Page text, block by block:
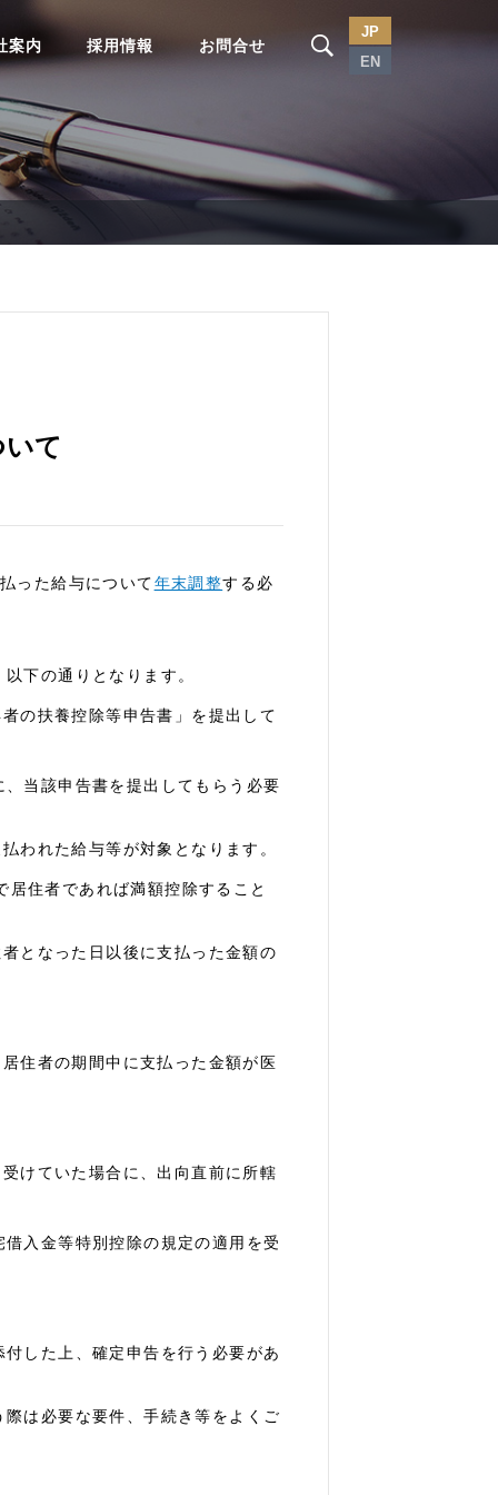
案内 採用情報 お問合せ
JP
EN
て
った給与について年末調整する必
下の通りとなります。
の扶養控除等申告書」を提出して
当該申告書を提出してもらう必要
われた給与等が対象となります。
住者であれば満額控除すること
となった日以後に支払った金額の
住者の期間中に支払った金額が医
けていた場合に、出向直前に所轄
金等特別控除の規定の適用を受
した上、確定申告を行う必要があ
は必要な要件、手続き等をよくご